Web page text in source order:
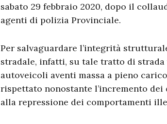
sabato 29 febbraio 2020, dopo il
agenti di polizia Provinciale.
Per salvaguardare l’integrità
stradale, infatti, su tale tratto di
autoveicoli aventi massa a pieno
rispettato nonostante l’incremento
alla repressione dei comportamenti